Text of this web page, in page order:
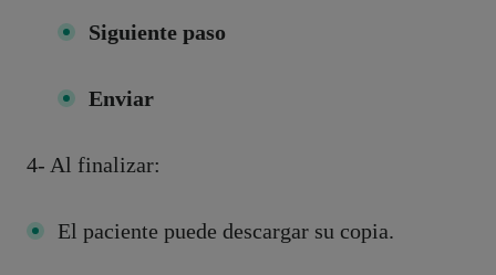
Siguiente paso
Enviar
4- Al finalizar:
El paciente puede descargar su copia.